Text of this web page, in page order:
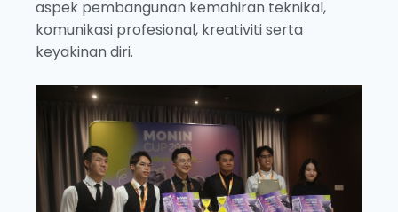
aspek pembangunan kemahiran teknikal,
komunikasi profesional, kreativiti serta
keyakinan diri.